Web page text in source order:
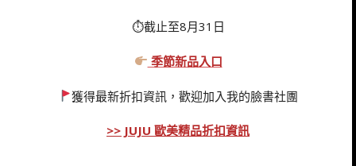
⏱截止至8月31日
季節新品入口
獲得最新折扣資訊，歡迎加入我的臉書社團
>> JUJU 歐美精品折扣資訊